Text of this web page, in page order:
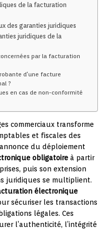
de la facturation
des garanties juridiques
juridiques de la
par la facturation
d’une facture
?
en cas de non-conformité
commerciaux transforme
et fiscales des
du déploiement
obligatoire à partir
puis son extension
juridiques se multiplient.
électronique
sécuriser les transactions
légales. Ces
l’authenticité, l’intégrité